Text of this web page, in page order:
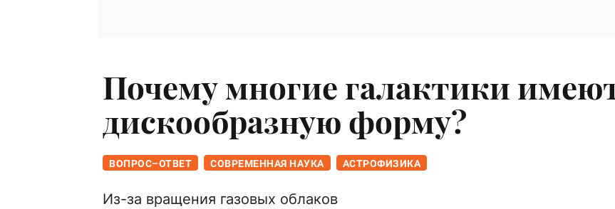
Почему многие галактики
дискообразную форму?
ВОПРОС–ОТВЕТ СОВРЕМЕННАЯ НАУКА АСТРОФИЗИКА
Из-за вращения газовых облаков